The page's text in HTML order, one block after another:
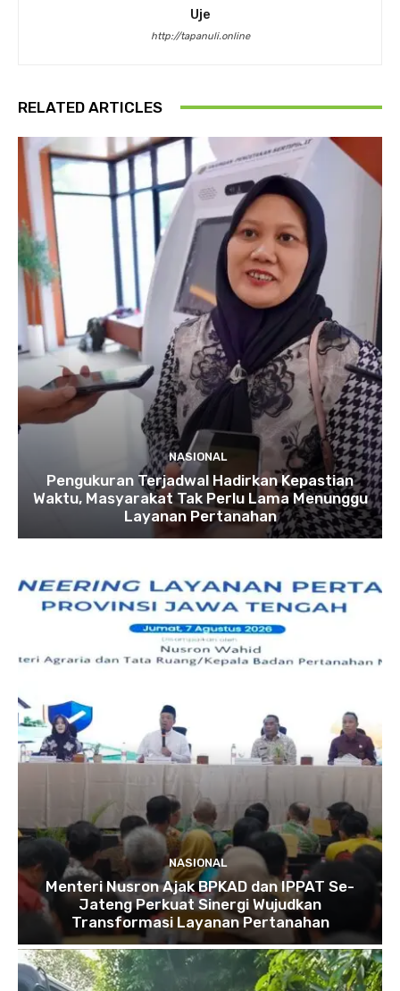
Uje
http://tapanuli.online
RELATED ARTICLES
NASIONAL
Pengukuran Terjadwal Hadirkan Kepastian
Waktu, Masyarakat Tak Perlu Lama Menunggu
Layanan Pertanahan
NASIONAL
Menteri Nusron Ajak BPKAD dan IPPAT Se-
Jateng Perkuat Sinergi Wujudkan
Transformasi Layanan Pertanahan